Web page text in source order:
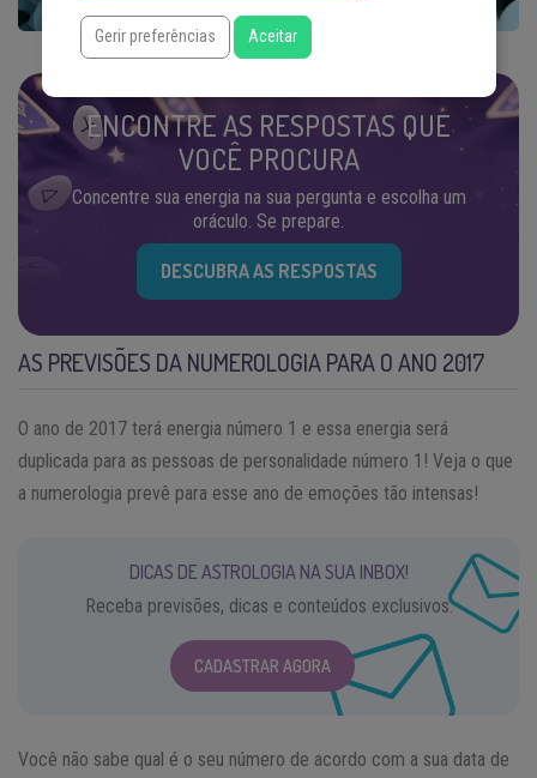
ENCONTRE AS RESPOSTAS QUE
VOCÊ PROCURA
Concentre sua energia na sua pergunta e escolha um
oráculo. Se prepare.
DESCUBRA AS RESPOSTAS
AS PREVISÕES DA NUMEROLOGIA PARA O ANO 2017
O ano de 2017 terá energia número 1 e essa energia será
duplicada para as pessoas de personalidade número 1! Veja o que
a numerologia prevê para esse ano de emoções tão intensas!
DICAS DE ASTROLOGIA NA SUA INBOX!
Receba previsões, dicas e conteúdos exclusivos.
CADASTRAR AGORA
Você não sabe qual é o seu número de acordo com a sua data de
Gerir preferências Aceitar